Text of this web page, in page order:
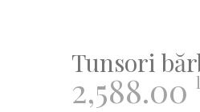
Tunsori
2,588.00